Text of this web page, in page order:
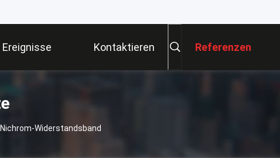
Ereignisse Kontaktieren Referenzen
Widerstandsband